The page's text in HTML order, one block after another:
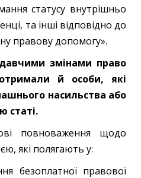
статусу внутрішньо
та інші відповідно до
правову допомогу».
змінами право
й особи, які
насильства або
статі.
повноваження щодо
які полягають у:
безоплатної правової